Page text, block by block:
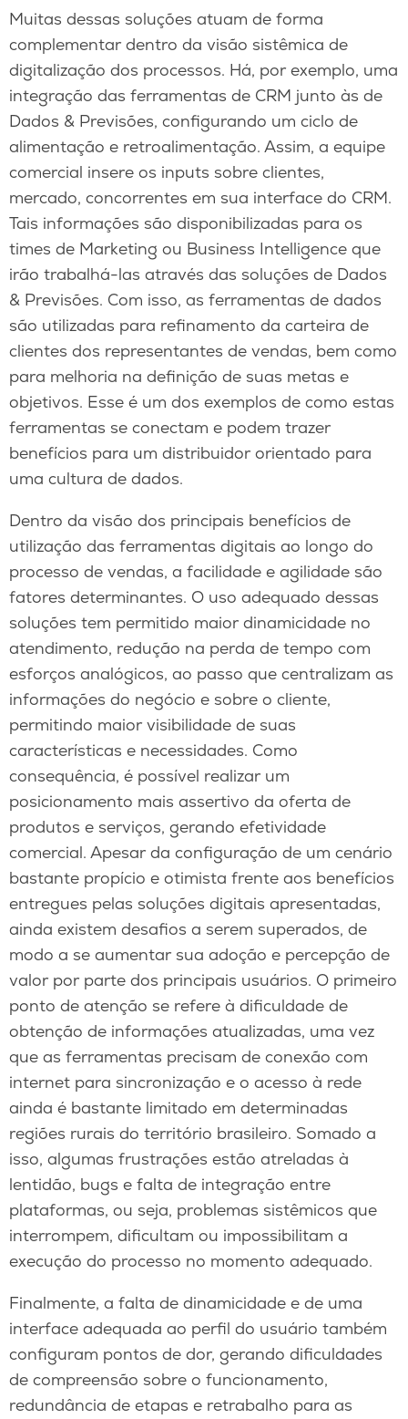
Muitas dessas soluções atuam de forma
complementar dentro da visão sistêmica de
digitalização dos processos. Há, por exemplo, uma
integração das ferramentas de CRM junto às de
Dados & Previsões, configurando um ciclo de
alimentação e retroalimentação. Assim, a equipe
comercial insere os inputs sobre clientes,
mercado, concorrentes em sua interface do CRM.
Tais informações são disponibilizadas para os
times de Marketing ou Business Intelligence que
irão trabalhá-las através das soluções de Dados
& Previsões. Com isso, as ferramentas de dados
são utilizadas para refinamento da carteira de
clientes dos representantes de vendas, bem como
para melhoria na definição de suas metas e
objetivos. Esse é um dos exemplos de como estas
ferramentas se conectam e podem trazer
benefícios para um distribuidor orientado para
uma cultura de dados.
Dentro da visão dos principais benefícios de
utilização das ferramentas digitais ao longo do
processo de vendas, a facilidade e agilidade são
fatores determinantes. O uso adequado dessas
soluções tem permitido maior dinamicidade no
atendimento, redução na perda de tempo com
esforços analógicos, ao passo que centralizam as
informações do negócio e sobre o cliente,
permitindo maior visibilidade de suas
características e necessidades. Como
consequência, é possível realizar um
posicionamento mais assertivo da oferta de
produtos e serviços, gerando efetividade
comercial. Apesar da configuração de um cenário
bastante propício e otimista frente aos benefícios
entregues pelas soluções digitais apresentadas,
ainda existem desafios a serem superados, de
modo a se aumentar sua adoção e percepção de
valor por parte dos principais usuários. O primeiro
ponto de atenção se refere à dificuldade de
obtenção de informações atualizadas, uma vez
que as ferramentas precisam de conexão com
internet para sincronização e o acesso à rede
ainda é bastante limitado em determinadas
regiões rurais do território brasileiro. Somado a
isso, algumas frustrações estão atreladas à
lentidão, bugs e falta de integração entre
plataformas, ou seja, problemas sistêmicos que
interrompem, dificultam ou impossibilitam a
execução do processo no momento adequado.
Finalmente, a falta de dinamicidade e de uma
interface adequada ao perfil do usuário também
configuram pontos de dor, gerando dificuldades
de compreensão sobre o funcionamento,
redundância de etapas e retrabalho para as